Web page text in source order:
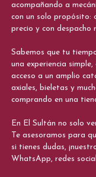
acompañando a
con un solo propósito:
precio y con despacho
Sabemos que tu
una experiencia
acceso a un amplio
axiales, bieletas y
comprando en una
En El Sultán no solo
Te asesoramos para
si tienes dudas,
WhatsApp, redes